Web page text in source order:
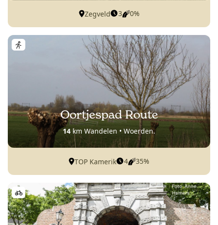
Zegveld 3 0%
Oortjespad Route
14 km Wandelen • Woerden.
TOP Kamerik 4 35%